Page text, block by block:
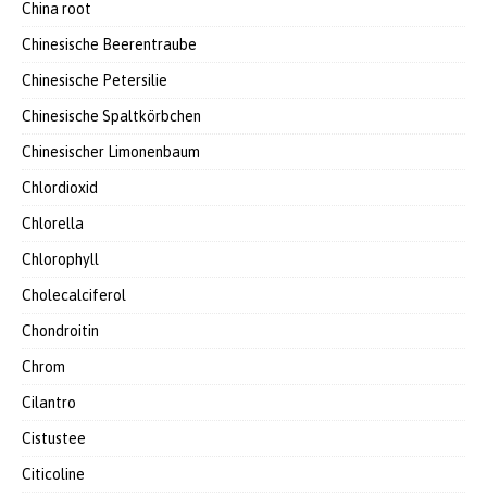
China root
Chinesische Beerentraube
Chinesische Petersilie
Chinesische Spaltkörbchen
Chinesischer Limonenbaum
Chlordioxid
Chlorella
Chlorophyll
Cholecalciferol
Chondroitin
Chrom
Cilantro
Cistustee
Citicoline